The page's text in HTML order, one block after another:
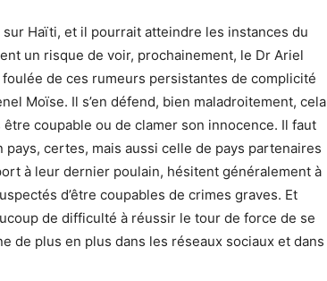
Haïti, et il pourrait atteindre les instances du
un risque de voir, prochainement, le Dr Ariel
de ces rumeurs persistantes de complicité
Moïse. Il s’en défend, bien maladroitement, cela
coupable ou de clamer son innocence. Il faut
certes, mais aussi celle de pays partenaires
à leur dernier poulain, hésitent généralement à
d’être coupables de crimes graves. Et
de difficulté à réussir le tour de force de se
de plus en plus dans les réseaux sociaux et dans